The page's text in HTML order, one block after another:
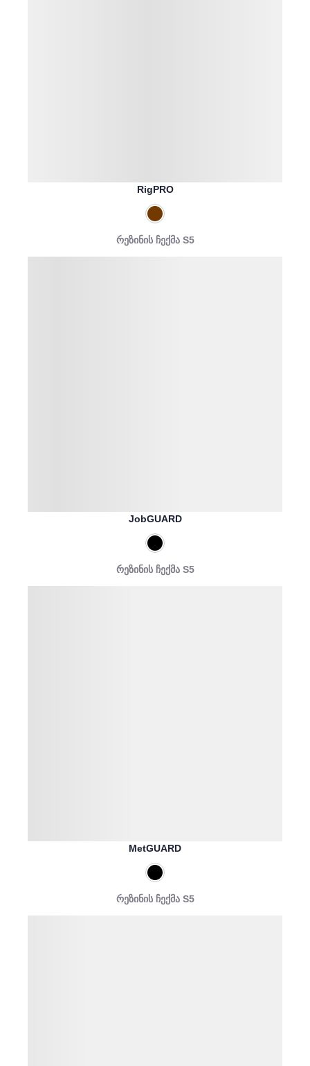
RigPRO
რეზინის ჩექმა S5
JobGUARD
რეზინის ჩექმა S5
MetGUARD
რეზინის ჩექმა S5